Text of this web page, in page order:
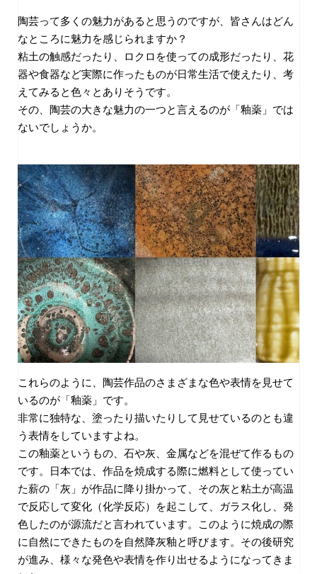
陶芸って多くの魅力があると思うのですが、皆さんはどん
なところに魅力を感じられますか？
粘土の触感だったり、ロクロを使っての成形だったり、花
器や食器など実際に作ったものが日常生活で使えたり、考
えてみると色々とありそうです。
その、陶芸の大きな魅力の一つと言えるのが「釉薬」では
ないでしょうか。
これらのように、陶芸作品のさまざまな色や表情を見せて
いるのが「釉薬」です。
非常に独特な、塗ったり描いたりして見せているのとも違
う表情をしていますよね。
この釉薬というもの、石や灰、金属などを混ぜて作るもの
です。日本では、作品を焼成する際に燃料として使ってい
た薪の「灰」が作品に降り掛かって、その灰と粘土が高温
で反応して変化（化学反応）を起こして、ガラス化し、発
色したのが源流だと言われています。このように焼成の際
に自然にできたものを自然降灰釉と呼びます。その後研究
が進み、様々な発色や表情を作り出せるようになってきま